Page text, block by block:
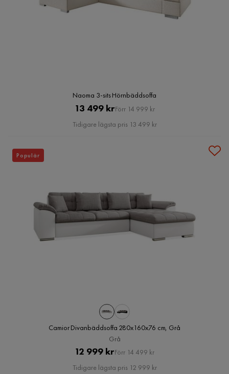
Naoma 3-sits Hörnbäddsoffa
Pris
13 499 krOriginal
Pris
Förr 14 999 kr
Tidigare lägsta pris 13 499 kr
Camior Divanbäddsoffa 280x160x76 cm, Grå
Grå
Pris
12 999 krOriginal
Pris
Förr 14 499 kr
Tidigare lägsta pris 12 999 kr
Populär